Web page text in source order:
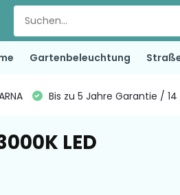
Gartenbeleuchtung
Bis zu 5 Jahre Garantie /
LED